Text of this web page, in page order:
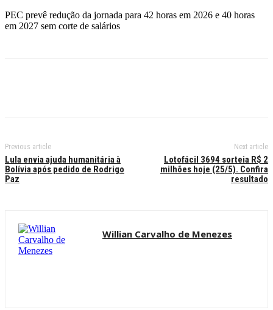
PEC prevê redução da jornada para 42 horas em 2026 e 40 horas
em 2027 sem corte de salários
Previous article
Lula envia ajuda humanitária à
Bolívia após pedido de Rodrigo
Paz
Next article
Lotofácil 3694 sorteia R$ 2
milhões hoje (25/5). Confira
resultado
Willian Carvalho de Menezes